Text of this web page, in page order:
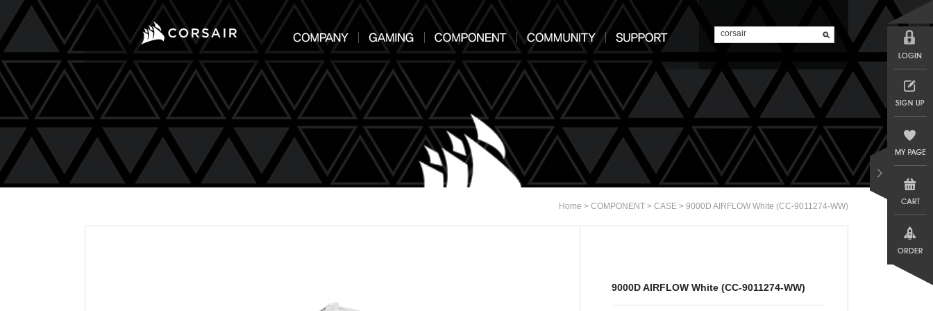
Home > COMPONENT > CASE > 9000D AIRFLOW White (CC-9011274-WW)
9000D AIRFLOW White (CC-9011274-WW)